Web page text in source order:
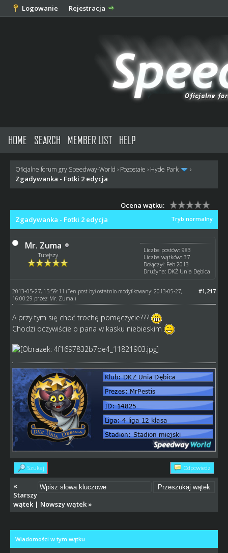
Logowanie Rejestracja
HOME SEARCH MEMBER LIST HELP
Oficjalne forum gry Speedway-World › Pozostałe › Hyde Park ›
Zgadywanka - Fotki 2 edycja
Ocena wątku:
Tryb normalny
Zgadywanka - Fotki 2 edycja
Mr. Zuma
Tutejszy
Liczba postów: 983
Liczba wątków: 37
Dołączył: Feb 2013
Drużyna: DKŻ Unia Dębica
#1,217
2013-05-27, 15:59:11 (Ten post był ostatnio modyfikowany: 2013-05-27,
16:00:29 przez Mr. Zuma .)
A przy tym się choć trochę pomęczycie???
Chodzi oczywiście o pana w kasku niebieskim
Szukaj Odpowiedz
«
Starszy
wątek| Nowszy wątek»
Wiadomości w tym wątku